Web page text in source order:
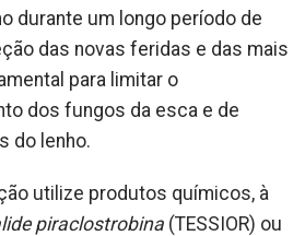
durante um longo período de
das novas feridas e das mais
para limitar o
dos fungos da esca e de
do lenho.
utilize produtos químicos, à
piraclostrobina (TESSIOR) ou